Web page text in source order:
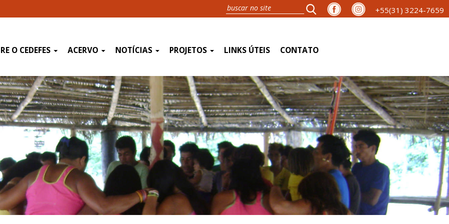
+55(31) 3224-7659
O CEDEFES ACERVO NOTÍCIAS PROJETOS LINKS ÚTEIS CONTATO